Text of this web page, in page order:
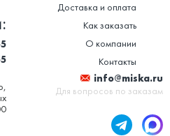
Доставка и оплата
Как заказать
О компании
Контакты
info@miska.ru
Для вопросов по заказам